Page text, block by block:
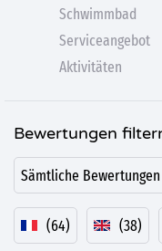
Schwimmbad
Serviceangebot
Aktivitäten
Bewertungen
Sämtliche Bewertungen
(64) (38)